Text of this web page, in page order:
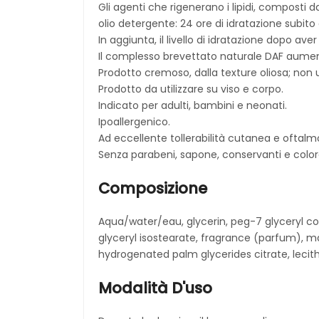
Gli agenti che rigenerano i lipidi, composti
olio detergente: 24 ore di idratazione
In aggiunta, il livello di idratazione dopo
Il complesso brevettato naturale DAF
Prodotto cremoso, dalla texture oliosa; non
Prodotto da utilizzare su viso e corpo.
Indicato per adulti, bambini e neonati.
Ipoallergenico.
Ad eccellente tollerabilità cutanea e
Senza parabeni, sapone, conservanti e
Composizione
Aqua/water/eau, glycerin, peg-7 glyceryl
glyceryl isostearate, fragrance (parfum),
hydrogenated palm glycerides citrate,
Modalità D'uso